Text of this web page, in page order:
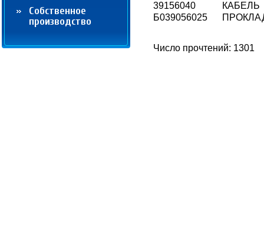
Собственное
производство
39156040
КАБЕЛЬ
Б039056025
Число прочтений: 1301